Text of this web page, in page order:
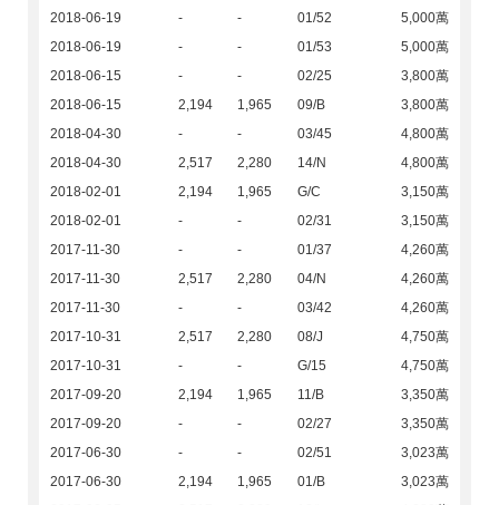
2018-06-19
- - 01/52
5,000萬
2018-06-19
- - 01/53
5,000萬
2018-06-15
- - 02/25
3,800萬
2018-06-15
2,194 1,965 09/B
3,800萬
2018-04-30
- - 03/45
4,800萬
2018-04-30
2,517 2,280 14/N
4,800萬
2018-02-01
2,194 1,965 G/C
3,150萬
2018-02-01
- - 02/31
3,150萬
2017-11-30
- - 01/37
4,260萬
2017-11-30
2,517 2,280 04/N
4,260萬
2017-11-30
- - 03/42
4,260萬
2017-10-31
2,517 2,280 08/J
4,750萬
2017-10-31
- - G/15
4,750萬
2017-09-20
2,194 1,965 11/B
3,350萬
2017-09-20
- - 02/27
3,350萬
2017-06-30
- - 02/51
3,023萬
2017-06-30
2,194 1,965 01/B
3,023萬